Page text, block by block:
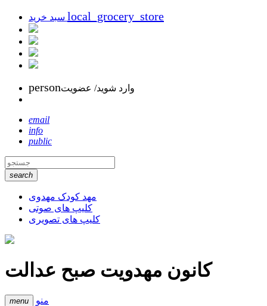
local_grocery_store
personوارد شوید/ عضویت
email
info
public
search
مهد کودک مهدوی
کلیپ های صوتی
کلیپ های تصویری
کانون مهدویت صبح عدالت
menu منو